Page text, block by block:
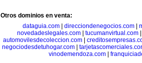
Otros dominios en venta:
dataguia.com| direcciondenegocios.com|
novedadeslegales.com
tucumanvirtual.com
automovilesdecoleccion.com
negociodesdetuhogar.com
vinodemendoza.com|